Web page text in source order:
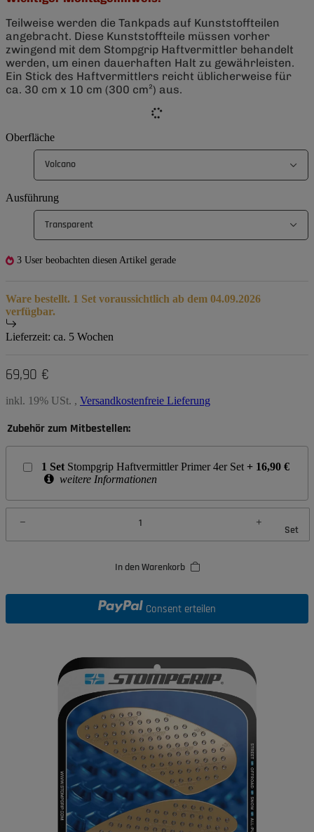
Teilweise werden die Tankpads auf Kunststoffteilen
angebracht. Diese Kunststoffteile müssen vorher
zwingend mit dem Stompgrip Haftvermittler behandelt
werden, um einen dauerhaften Halt zu gewährleisten.
Ein Stick des Haftvermittlers reicht üblicherweise für
ca. 30 cm x 10 cm (300 cm²) aus.
Oberfläche
Volcano
Ausführung
Transparent
3 User beobachten diesen Artikel gerade
Ware bestellt. 1 Set voraussichtlich ab dem 04.09.2026
verfügbar.
Lieferzeit: ca. 5 Wochen
69,90 €
inkl. 19% USt. , Versandkostenfreie Lieferung
Zubehör zum Mitbestellen:
1 Set Stompgrip Haftvermittler Primer 4er Set + 16,90 €
weitere Informationen
Set
In den Warenkorb
Consent erteilen